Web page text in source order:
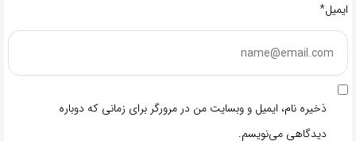
ایمیل*
ذخیره نام، ایمیل و وبسایت من در مرورگر برای زمانی که دوباره
دیدگاهی می‌نویسم.